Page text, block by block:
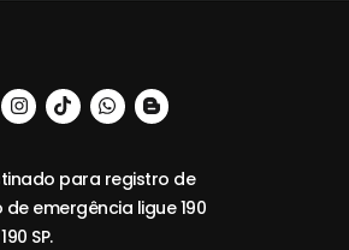
para registro de
emergência ligue 190
SP.